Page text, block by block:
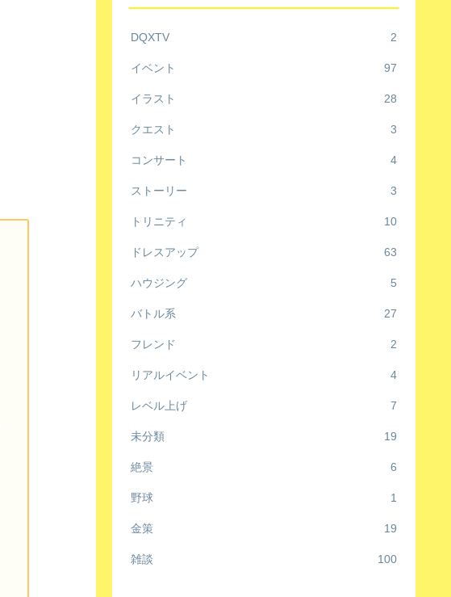
DQXTV 2
イベント 97
イラスト 28
クエスト 3
コンサート 4
ストーリー 3
トリニティ 10
ドレスアップ 63
ハウジング 5
バトル系 27
フレンド 2
リアルイベント 4
レベル上げ 7
未分類 19
絶景 6
野球 1
金策 19
雑談 100